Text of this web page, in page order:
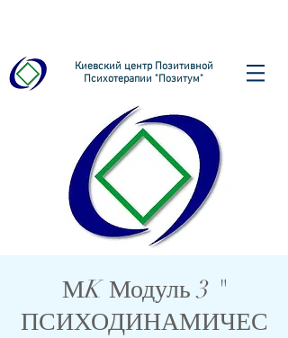
Киевский центр Позитивной
Психотерапии "Позитум"
МK Модуль 3 "
ПСИХОДИНАМИЧЕС